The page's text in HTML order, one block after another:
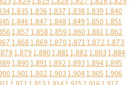
1,8351,8361,8371,8381,8391,840
1,8461,8471,8481,8491,8501,851
1,8571,8581,8591,8601,8611,862
1,8681,8691,8701,8711,8721,873
1,8791,8801,8811,8821,8831,884
1,8901,8911,8921,8931,8941,895
1,9011,9021,9031,9041,9051,906